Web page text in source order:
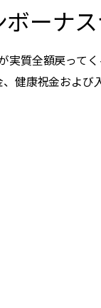
ボーナ
実質全額戻ってく
健康祝金および